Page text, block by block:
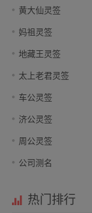
黄大仙灵签
妈祖灵签
地藏王灵签
太上老君灵签
车公灵签
济公灵签
周公灵签
公司测名
热门排行